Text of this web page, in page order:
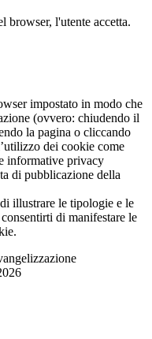
browser, l'utente accetta.
impostato in modo che
(ovvero: chiudendo il
la pagina o cliccando
dei cookie come
informative privacy
di pubblicazione della
illustrare le tipologie e le
di manifestare le